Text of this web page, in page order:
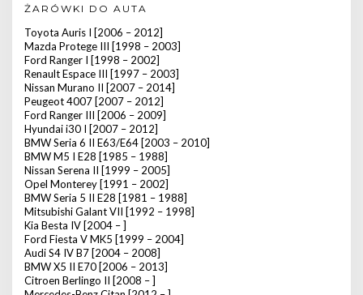
ŻARÓWKI DO AUTA
Toyota Auris I [2006 – 2012]
Mazda Protege III [1998 – 2003]
Ford Ranger I [1998 – 2002]
Renault Espace III [1997 – 2003]
Nissan Murano II [2007 – 2014]
Peugeot 4007 [2007 – 2012]
Ford Ranger III [2006 – 2009]
Hyundai i30 I [2007 – 2012]
BMW Seria 6 II E63/E64 [2003 – 2010]
BMW M5 I E28 [1985 – 1988]
Nissan Serena II [1999 – 2005]
Opel Monterey [1991 – 2002]
BMW Seria 5 II E28 [1981 – 1988]
Mitsubishi Galant VII [1992 – 1998]
Kia Besta IV [2004 – ]
Ford Fiesta V MK5 [1999 – 2004]
Audi S4 IV B7 [2004 – 2008]
BMW X5 II E70 [2006 – 2013]
Citroen Berlingo II [2008 – ]